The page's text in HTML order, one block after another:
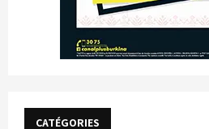
CATÉGORIES